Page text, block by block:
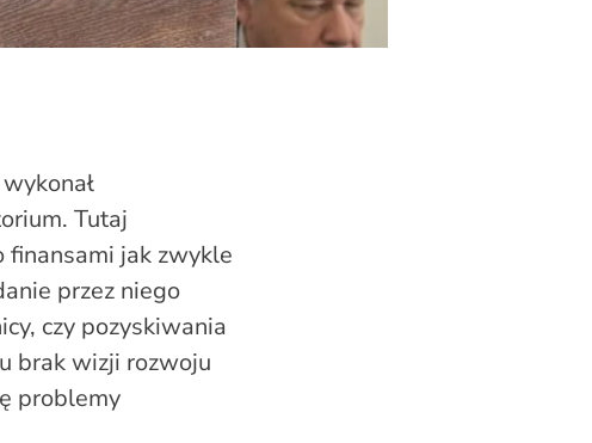
Tutaj
finansami jak zwykle
przez niego
czy pozyskiwania
brak wizji rozwoju
problemy